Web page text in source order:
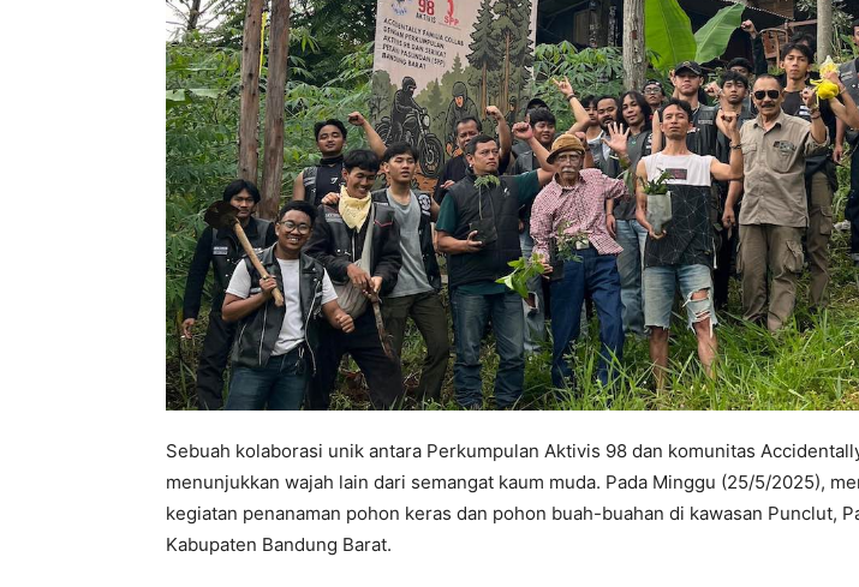
Sebuah kolaborasi unik antara Perkumpulan Aktivis 98 dan komunitas
menunjukkan wajah lain dari semangat kaum muda. Pada Minggu (25/5/2025),
kegiatan penanaman pohon keras dan pohon buah-buahan di kawasan Punclut,
Kabupaten Bandung Barat.